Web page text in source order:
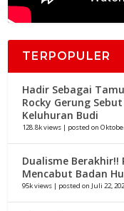
TERPOPULER
Hadir Sebagai
Rocky Gerung
Keluhuran Budi
128.8k views | posted on
Dualisme Berakhir!!
Mencabut Badan
95k views | posted on Juli 22,